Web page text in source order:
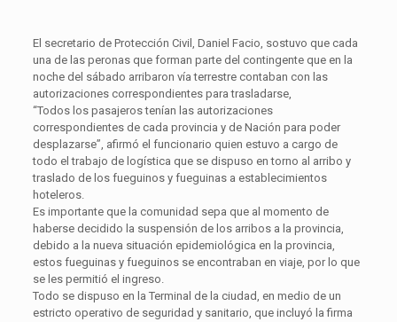
El secretario de Protección Civil, Daniel Facio, sostuvo que cada
una de las peronas que forman parte del contingente que en la
noche del sábado arribaron vía terrestre contaban con las
autorizaciones correspondientes para trasladarse,
“Todos los pasajeros tenían las autorizaciones
correspondientes de cada provincia y de Nación para poder
desplazarse”, afirmó el funcionario quien estuvo a cargo de
todo el trabajo de logística que se dispuso en torno al arribo y
traslado de los fueguinos y fueguinas a establecimientos
hoteleros.
Es importante que la comunidad sepa que al momento de
haberse decidido la suspensión de los arribos a la provincia,
debido a la nueva situación epidemiológica en la provincia,
estos fueguinas y fueguinos se encontraban en viaje, por lo que
se les permitió el ingreso.
Todo se dispuso en la Terminal de la ciudad, en medio de un
estricto operativo de seguridad y sanitario, que incluyó la firma